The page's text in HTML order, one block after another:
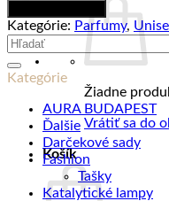
Žiadne
Vrátiť sa do
Košík
Najobľúbenejšie
unisex
parfumy
-
Discovery
vzorkový
set
5x3ml
Kategórie: Parfumy,
Hľadať:
Kategórie
AURA BUDAPEST
Ďalšie
Darčekové sady
Fashion
Tašky
Katalytické lampy